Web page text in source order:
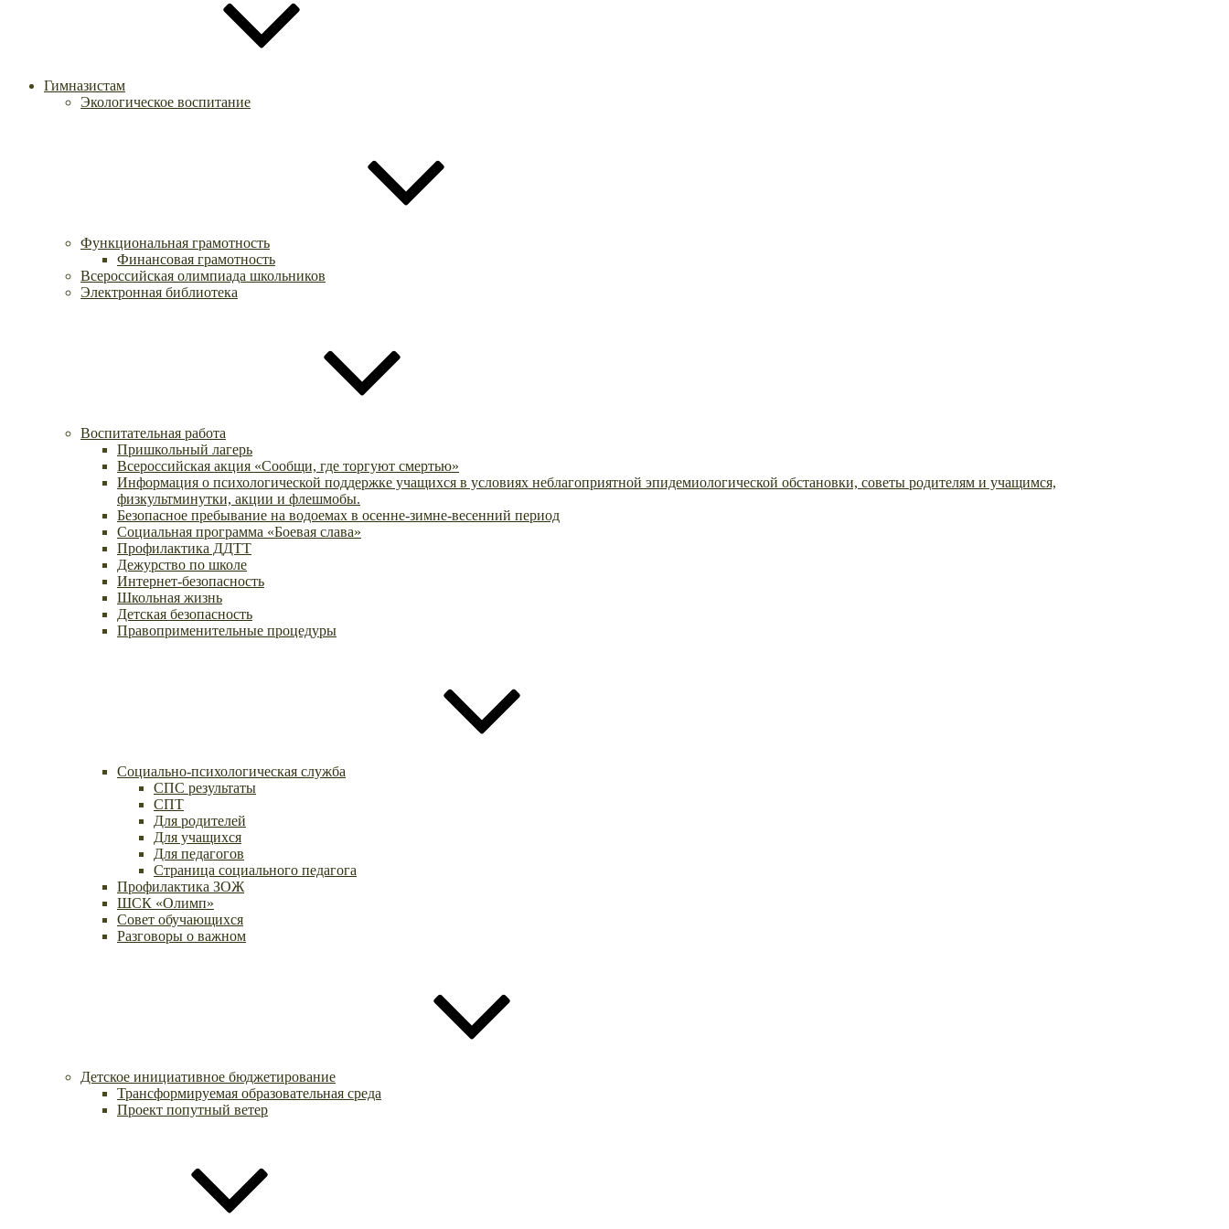
Гимназистам
Экологическое воспитание
Функциональная грамотность
Финансовая грамотность
Всероссийская олимпиада школьников
Электронная библиотека
Воспитательная работа
Пришкольный лагерь
Всероссийская акция «Сообщи, где торгуют смертью»
Информация о психологической поддержке учащихся в условиях неблагоприятной эпидемиологической обстановки, советы родителям и учащимся,
физкультминутки, акции и флешмобы.
Безопасное пребывание на водоемах в осенне-зимне-весенний период
Социальная программа «Боевая слава»
Профилактика ДДТТ
Дежурство по школе
Интернет-безопасность
Школьная жизнь
Детская безопасность
Правоприменительные процедуры
Социально-психологическая служба
СПС результаты
СПТ
Для родителей
Для учащихся
Для педагогов
Страница социального педагога
Профилактика ЗОЖ
ШСК «Олимп»
Совет обучающихся
Разговоры о важном
Детское инициативное бюджетирование
Трансформируемая образовательная среда
Проект попутный ветер